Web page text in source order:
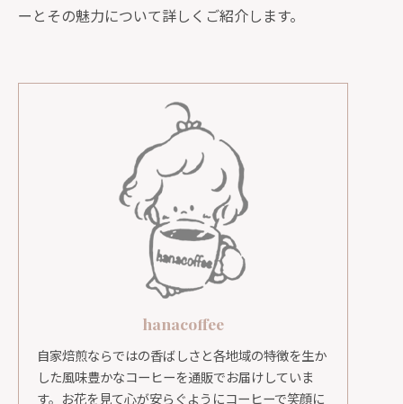
ーとその魅力について詳しくご紹介します。
hanacoffee
自家焙煎ならではの香ばしさと各地域の特徴を生か
した風味豊かなコーヒーを通販でお届けしていま
す。お花を見て心が安らぐようにコーヒーで笑顔に